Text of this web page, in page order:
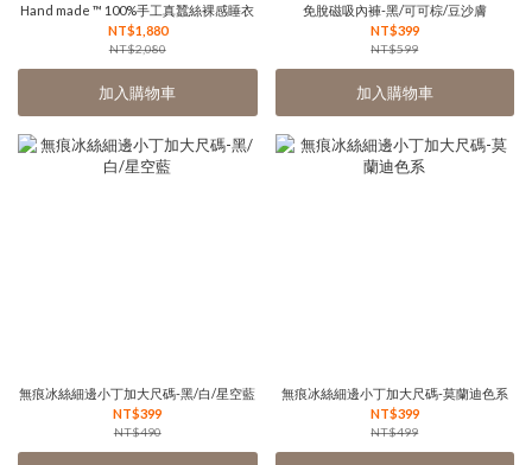
Hand made ™ 100%手工真蠶絲裸感睡衣
NT$1,880
NT$2,080
加入購物車
免脫磁吸內褲-黑/可可棕/豆沙膚
NT$399
NT$599
加入購物車
無痕冰絲細邊小丁加大尺碼-黑/白/星空藍
NT$399
NT$490
無痕冰絲細邊小丁加大尺碼-莫蘭迪色系
NT$399
NT$499